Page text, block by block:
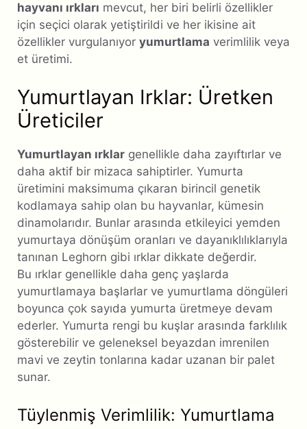
hayvanı ırkları mevcut, her biri belirli özellikler
için seçici olarak yetiştirildi ve her ikisine ait
özellikler vurgulanıyor yumurtlama verimlilik veya
et üretimi.
Yumurtlayan Irklar: Üretken
Üreticiler
Yumurtlayan ırklar genellikle daha zayıftırlar ve
daha aktif bir mizaca sahiptirler. Yumurta
üretimini maksimuma çıkaran birincil genetik
kodlamaya sahip olan bu hayvanlar, kümesin
dinamolarıdır. Bunlar arasında etkileyici yemden
yumurtaya dönüşüm oranları ve dayanıklılıklarıyla
tanınan Leghorn gibi ırklar dikkate değerdir.
Bu ırklar genellikle daha genç yaşlarda
yumurtlamaya başlarlar ve yumurtlama döngüleri
boyunca çok sayıda yumurta üretmeye devam
ederler. Yumurta rengi bu kuşlar arasında farklılık
gösterebilir ve geleneksel beyazdan imrenilen
mavi ve zeytin tonlarına kadar uzanan bir palet
sunar.
Tüylenmiş Verimlilik: Yumurtlama